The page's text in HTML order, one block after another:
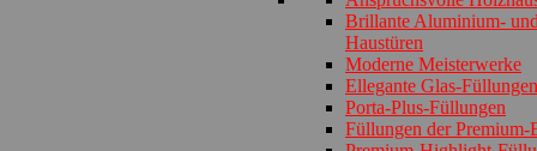
Brillante Aluminium-
Haustüren
Moderne Meisterwerke
Ellegante Glas-Füllungen
Porta-Plus-Füllungen
Füllungen der Premium-